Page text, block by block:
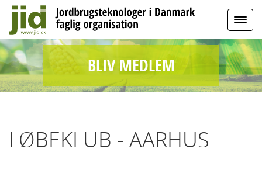
BLIV MEDLEM
LØBEKLUB - AARHUS